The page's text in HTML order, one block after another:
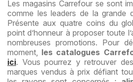
Les magasins Carrefour se sont
comme les leaders de la grande
Présente aux quatre coins du
point d’honneur à proposer toute
nombreuses promotions. Pour
moment, les catalogues
ici. Vous pourrez y retrouver
marques vendus à prix défiant